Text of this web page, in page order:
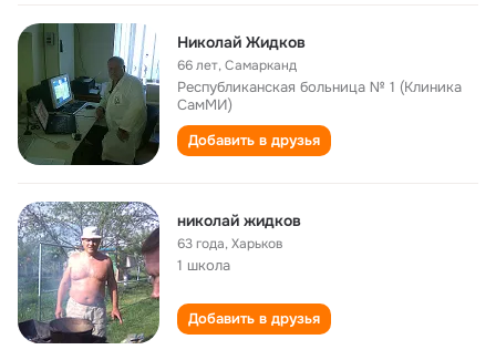
Николай Жидков
66 лет,Самарканд
Республиканская больница № 1 (Клиника
СамМИ)
Добавить в друзья
николай жидков
63 года,Харьков
1 школа
Добавить в друзья